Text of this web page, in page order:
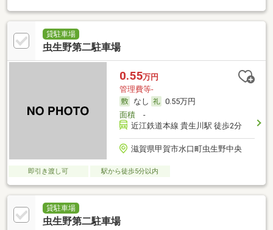
貸駐車場
虫生野第二駐車場
0.55万円
管理費等-
なし
0.55万円
面積-
近江鉄道本線 貴生川駅 徒歩2分
滋賀県甲賀市水口町虫生野中央
即引き渡し可 駅から徒歩5分以内
貸駐車場
虫生野第二駐車場